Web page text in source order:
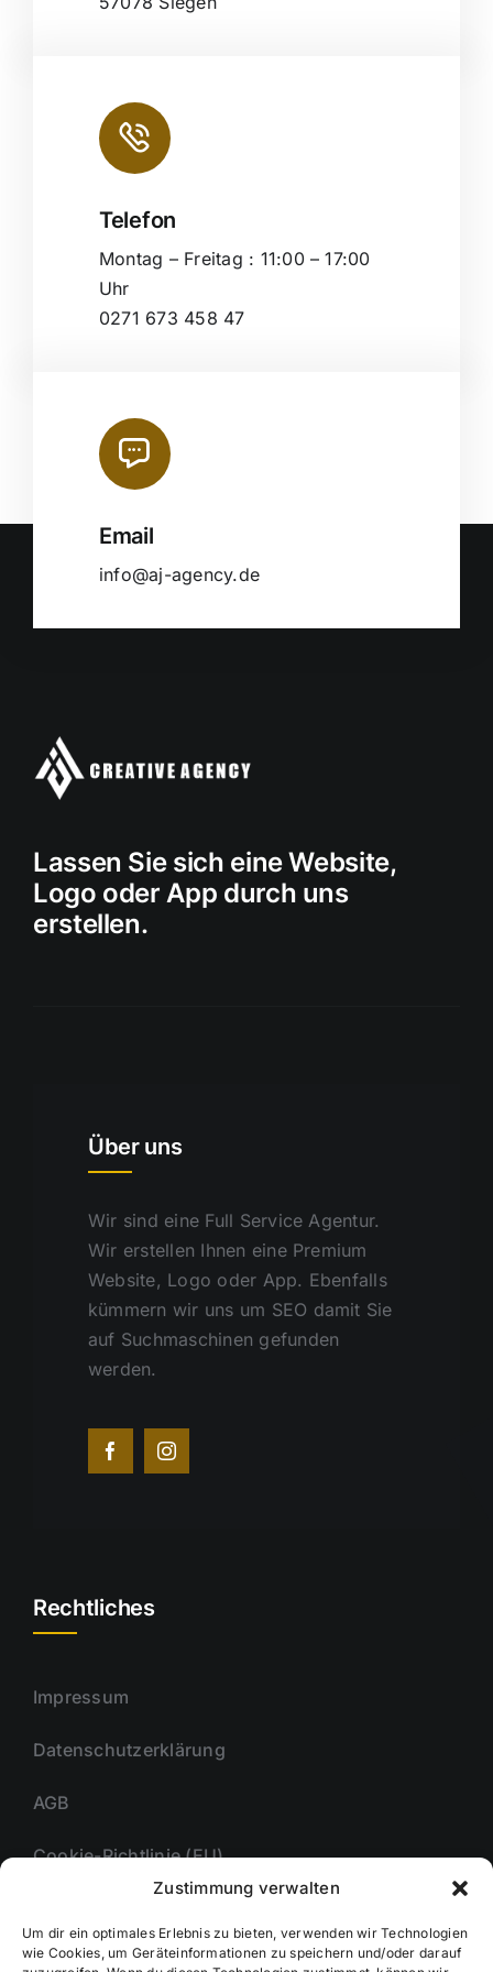
Zustimmung verwalten
Um dir ein optimales Erlebnis zu bieten, verwenden wir Technologien
wie Cookies, um Geräteinformationen zu speichern und/oder darauf
Telefon
Montag – Freitag : 11:00 – 17:00
Uhr
0271 673 458 47
Email
info@aj-agency.de
Lassen Sie sich eine Website,
Logo oder App durch uns
erstellen.
Über uns
Wir sind eine Full Service Agentur.
Wir erstellen Ihnen eine Premium
Website, Logo oder App. Ebenfalls
kümmern wir uns um SEO damit Sie
auf Suchmaschinen gefunden
werden.
Rechtliches
Impressum
Datenschutzerklärung
AGB
Cookie-Richtlinie (EU)
Unternehmmen